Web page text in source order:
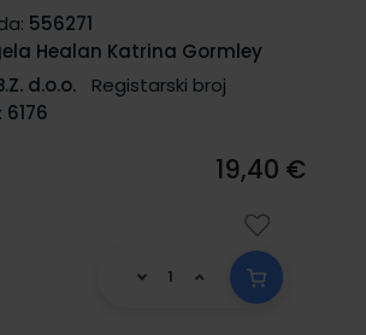
556271
Healan Katrina Gormley
d.o.o.
Registarski broj
6176
19,40 €